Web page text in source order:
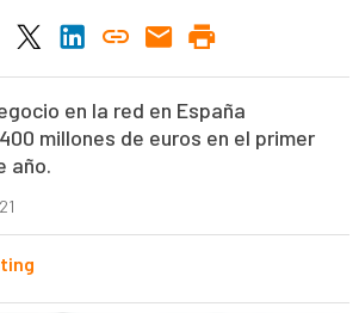
en la red en España
millones de euros en el primer
año.